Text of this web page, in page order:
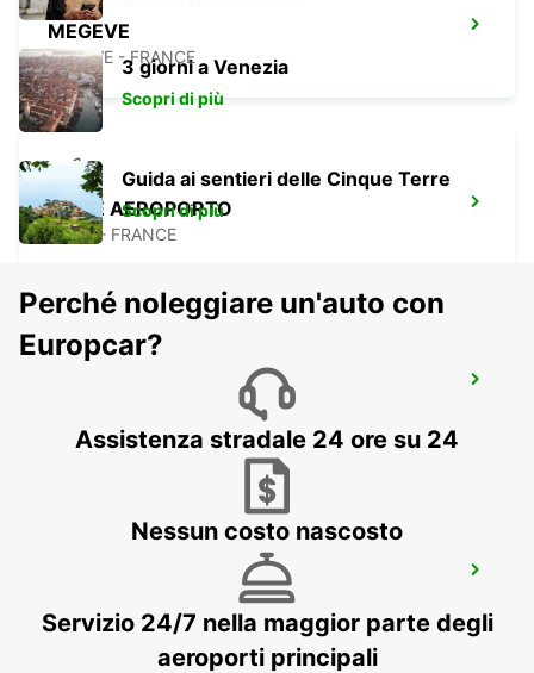
MEGEVE
MEGEVE - FRANCE
LIONE AEROPORTO
LYON - FRANCE
GINEVRA CAROUGE,HOTEL RAMADA
GRAND-LANCY - SWITZERLAND
3 giorni a Venezia
Scopri di più
Guida ai sentieri delle Cinque Terre
Scopri di più
Perché noleggiare un'auto con
Europcar?
Assistenza stradale 24 ore su 24
Nessun costo nascosto
Servizio 24/7 nella maggior parte degli
aeroporti principali